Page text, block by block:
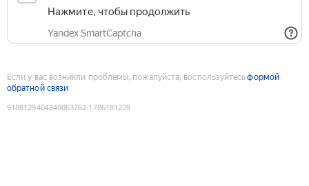
Нажмите, чтобы продолжить
Yandex SmartCaptcha
Если у вас возникли проблемы, пожалуйста, воспользуйтесьформой
обратной связи
9188129404340063762:1786181239